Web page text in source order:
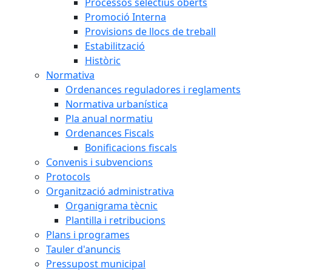
Promoció Interna
Provisions de llocs de treball
Estabilització
Històric
Normativa
Ordenances reguladores i reglaments
Normativa urbanística
Pla anual normatiu
Ordenances Fiscals
Bonificacions fiscals
Convenis i subvencions
Protocols
Organització administrativa
Organigrama tècnic
Plantilla i retribucions
Plans i programes
Tauler d'anuncis
Pressupost municipal